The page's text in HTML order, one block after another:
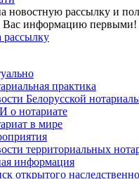
новостную рассылку и
информацию первыми!
рассылку
практика
Белорусской
о нотариате
в мире
территориальных
информация
открытого